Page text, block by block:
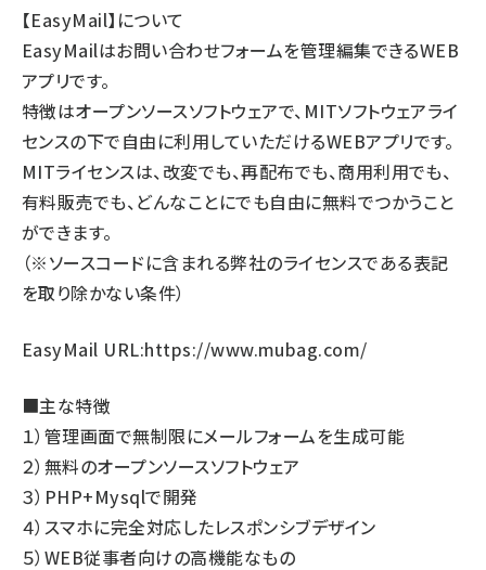
【EasyMail】について
EasyMailはお問い合わせフォームを管理編集できるWEB
アプリです。
特徴はオープンソースソフトウェアで、MITソフトウェアライ
センスの下で自由に利用していただけるWEBアプリです。
MITライセンスは、改変でも、再配布でも、商用利用でも、
有料販売でも、どんなことにでも自由に無料でつかうこと
ができます。
（※ソースコードに含まれる弊社のライセンスである表記
を取り除かない条件）
EasyMail URL:https://www.mubag.com/
■主な特徴
１）管理画面で無制限にメールフォームを生成可能
２）無料のオープンソースソフトウェア
３）PHP+Mysqlで開発
４）スマホに完全対応したレスポンシブデザイン
５）WEB従事者向けの高機能なもの